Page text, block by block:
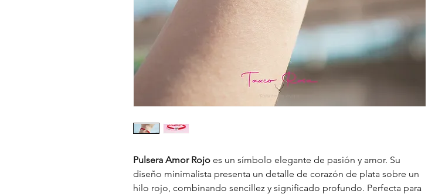
Pulsera Amor Rojo es un símbolo elegante de pasión y amor. Su
diseño minimalista presenta un detalle de corazón de plata sobre un
hilo rojo, combinando sencillez y significado profundo. Perfecta para